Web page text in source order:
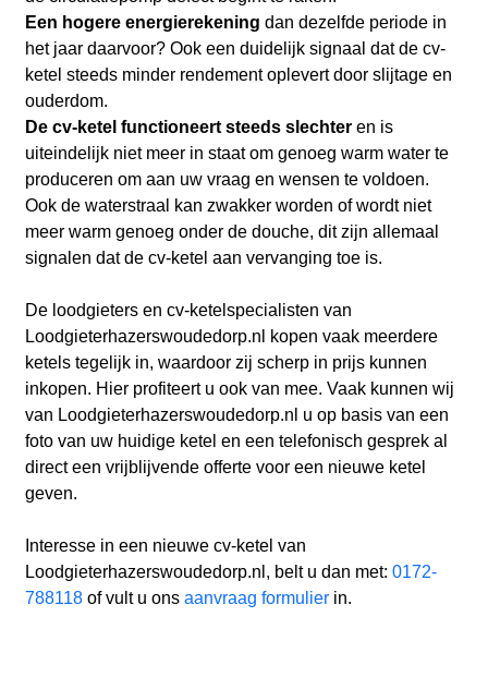
Een hogere energierekening dan dezelfde periode in
het jaar daarvoor? Ook een duidelijk signaal dat de cv-
ketel steeds minder rendement oplevert door slijtage en
ouderdom.
De cv-ketel functioneert steeds slechteren is
uiteindelijk niet meer in staat om genoeg warm water te
produceren om aan uw vraag en wensen te voldoen.
Ook de waterstraal kan zwakker worden of wordt niet
meer warm genoeg onder de douche, dit zijn allemaal
signalen dat de cv-ketel aan vervanging toe is.
De loodgieters en cv-ketelspecialisten van
Loodgieterhazerswoudedorp.nl kopen vaak meerdere
ketels tegelijk in, waardoor zij scherp in prijs kunnen
inkopen. Hier profiteert u ook van mee. Vaak kunnen wij
van Loodgieterhazerswoudedorp.nl u op basis van een
foto van uw huidige ketel en een telefonisch gesprek al
direct een vrijblijvende offerte voor een nieuwe ketel
geven.
Interesse in een nieuwe cv-ketel van
Loodgieterhazerswoudedorp.nl, belt u dan met: 0172-
788118of vult u ons aanvraag formulierin.